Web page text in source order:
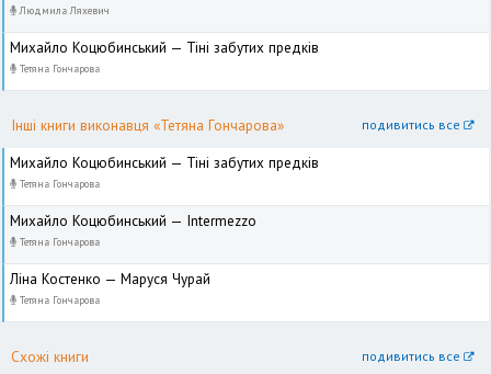
Людмила Ляхевич
Михайло Коцюбинський — Тіні забутих предків
Тетяна Гончарова
Інші книги виконавця «Тетяна Гончарова» подивитись все
Михайло Коцюбинський — Тіні забутих предків
Тетяна Гончарова
Михайло Коцюбинський — Intermezzo
Тетяна Гончарова
Ліна Костенко — Маруся Чурай
Тетяна Гончарова
Схожі книги подивитись все